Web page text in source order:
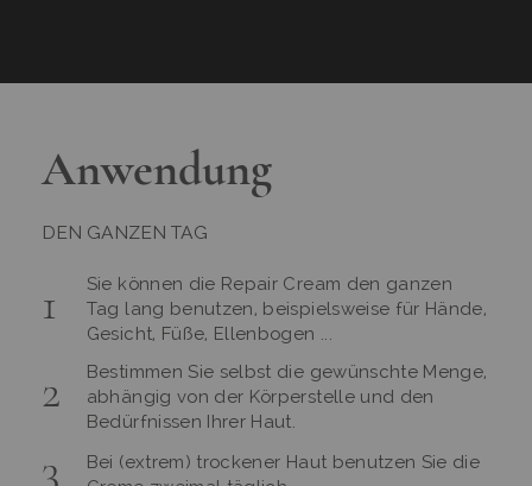
Anwendung
DEN GANZEN TAG
Sie können die Repair Cream den ganzen
Tag lang benutzen, beispielsweise für Hände,
Gesicht, Füße, Ellenbogen ...
Bestimmen Sie selbst die gewünschte Menge,
abhängig von der Körperstelle und den
Bedürfnissen Ihrer Haut.
Bei (extrem) trockener Haut benutzen Sie die